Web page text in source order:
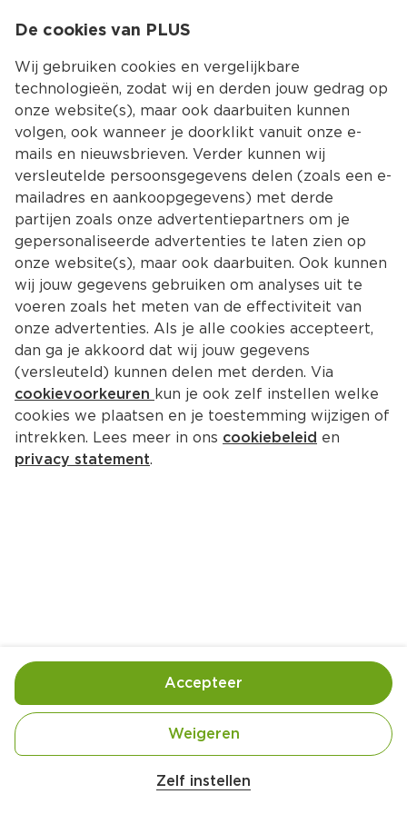
Kies jouw
Terug Producten
Zonnatura Thee Citrus & Maté
Fris & Fruitig
Handige informatie over dit product
Biologisch
De cookies van PLUS
Wij gebruiken cookies en vergelijkbare
technologieën, zodat wij en derden jouw gedrag op
onze website(s), maar ook daarbuiten kunnen
volgen, ook wanneer je doorklikt vanuit onze e-
mails en nieuwsbrieven. Verder kunnen wij
versleutelde persoonsgegevens delen (zoals een e-
mailadres en aankoopgegevens) met derde
partijen zoals onze advertentiepartners om je
gepersonaliseerde advertenties te laten zien op
onze website(s), maar ook daarbuiten. Ook kunnen
wij jouw gegevens gebruiken om analyses uit te
voeren zoals het meten van de effectiviteit van
onze advertenties. Als je alle cookies accepteert,
dan ga je akkoord dat wij jouw gegevens
(versleuteld) kunnen delen met derden. Via
cookievoorkeuren kun je ook zelf instellen welke
cookies we plaatsen en je toestemming wijzigen of
intrekken. Lees meer in ons cookiebeleid en
privacy statement.
Zelf instellen
Weigeren
Accepteer